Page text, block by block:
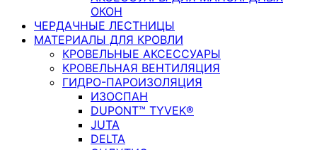
ОКОН
ЧЕРДАЧНЫЕ ЛЕСТНИЦЫ
МАТЕРИАЛЫ ДЛЯ КРОВЛИ
КРОВЕЛЬНЫЕ АКСЕССУАРЫ
КРОВЕЛЬНАЯ ВЕНТИЛЯЦИЯ
ГИДРО-ПАРОИЗОЛЯЦИЯ
ИЗОСПАН
DUPONT™ TYVEK®
JUTA
DELTA